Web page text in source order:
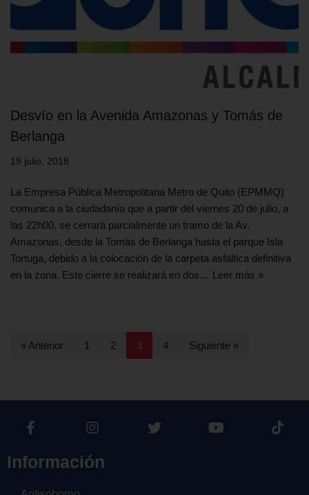
Desvío en la Avenida Amazonas y Tomás de
Berlanga
19 julio, 2018
La Empresa Pública Metropolitana Metro de Quito (EPMMQ)
comunica a la ciudadanía que a partir del viernes 20 de julio, a
las 22h00, se cerrará parcialmente un tramo de la Av.
Amazonas, desde la Tomás de Berlanga hasta el parque Isla
Tortuga, debido a la colocación de la carpeta asfáltica definitiva
en la zona. Este cierre se realizará en dos… Leer más »
« Anterior 1 2 3 4 Siguiente »
Información